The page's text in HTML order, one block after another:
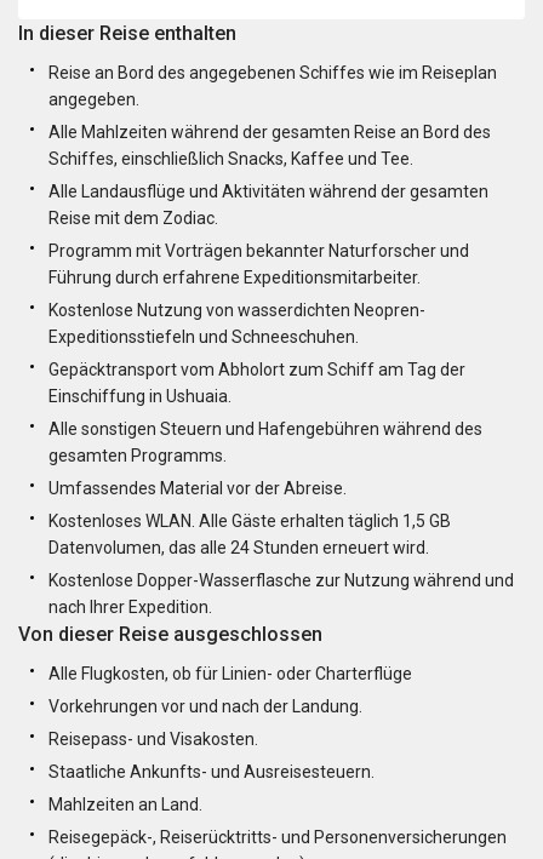
In dieser Reise enthalten
Reise an Bord des angegebenen Schiffes wie im Reiseplan
angegeben.
Alle Mahlzeiten während der gesamten Reise an Bord des
Schiffes, einschließlich Snacks, Kaffee und Tee.
Alle Landausflüge und Aktivitäten während der gesamten
Reise mit dem Zodiac.
Programm mit Vorträgen bekannter Naturforscher und
Führung durch erfahrene Expeditionsmitarbeiter.
Kostenlose Nutzung von wasserdichten Neopren-
Expeditionsstiefeln und Schneeschuhen.
Gepäcktransport vom Abholort zum Schiff am Tag der
Einschiffung in Ushuaia.
Alle sonstigen Steuern und Hafengebühren während des
gesamten Programms.
Umfassendes Material vor der Abreise.
Kostenloses WLAN. Alle Gäste erhalten täglich 1,5 GB
Datenvolumen, das alle 24 Stunden erneuert wird.
Kostenlose Dopper-Wasserflasche zur Nutzung während und
nach Ihrer Expedition.
Von dieser Reise ausgeschlossen
Alle Flugkosten, ob für Linien- oder Charterflüge
Vorkehrungen vor und nach der Landung.
Reisepass- und Visakosten.
Staatliche Ankunfts- und Ausreisesteuern.
Mahlzeiten an Land.
Reisegepäck-, Reiserücktritts- und Personenversicherungen